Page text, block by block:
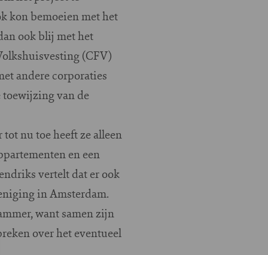
kon bemoeien met het
ook blij met het
(CFV)
andere corporaties
van de
nu toe heeft ze alleen
en een
vertelt dat er ook
in Amsterdam.
want samen zijn
over het eventueel